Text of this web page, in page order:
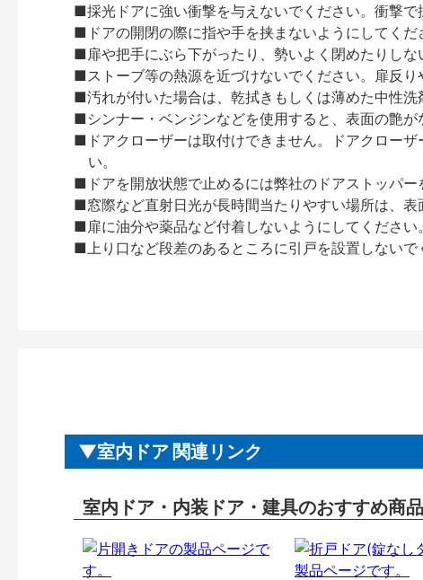
■採光ドアに強い衝撃を与えないでください。衝撃で
■ドアの開閉の際に指や手を挟まないようにしてくだ
■扉や把手にぶら下がったり、勢いよく閉めたりしな
■ストーブ等の熱源を近づけないでください。扉反り
■汚れが付いた場合は、乾拭きもしくは薄めた中性洗
■シンナー・ベンジンなどを使用すると、表面の艶が
■ドアクローザーは取付けできません。ドアクロー
い。
■ドアを開放状態で止めるには弊社のドアストッパー
■窓際など直射日光が長時間当たりやすい場所は、表
■扉に油分や薬品など付着しないようにしてください
■上り口など段差のあるところに引戸を設置しないで
室内ドア 関連リンク
室内ドア・内装ドア・建具のおすすめ商品